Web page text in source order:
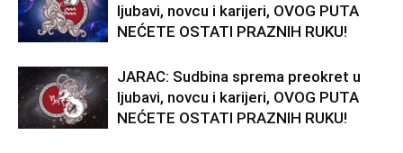
ljubavi, novcu i karijeri, OVOG PUTA
NEĆETE OSTATI PRAZNIH RUKU!
JARAC: Sudbina sprema preokret u
ljubavi, novcu i karijeri, OVOG PUTA
NEĆETE OSTATI PRAZNIH RUKU!